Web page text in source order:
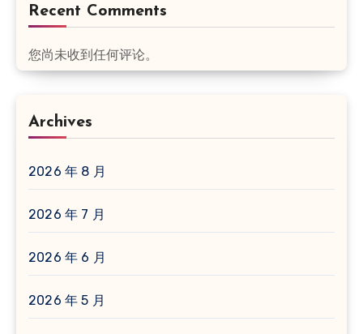
Recent Comments
您尚未收到任何评论。
Archives
2026 年 8 月
2026 年 7 月
2026 年 6 月
2026 年 5 月